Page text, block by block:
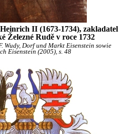
II (1673-1734), zakladatel
Železné Rudě v roce 1732
Wudy, Dorf und Markt Eisenstein sowie
Eisenstein (2005), s. 48